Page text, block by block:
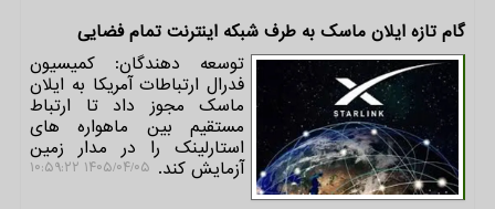
گام تازه ایلان ماسک به طرف شبکه اینترنت تمام فضایی
توسعه دهندگان: کمیسیون
فدرال ارتباطات آمریکا به ایلان
ماسک مجوز داد تا ارتباط
مستقیم بین ماهواره های
استارلینک را در مدار زمین
آزمایش کند. ۱۴۰۵/۰۴/۰۵ ۱۰:۵۹:۲۲